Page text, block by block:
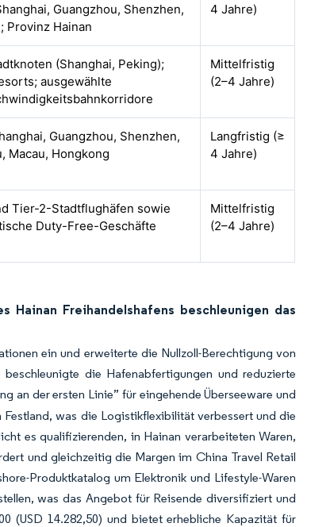
Guangzhou, Shenzhen,
Provinz Hainan
4 Jahre)
(Shanghai, Peking);
ausgewählte
Mittelfristig
(2–4 Jahre)
Guangzhou, Shenzhen,
Macau, Hongkong
Langfristig (≥
4 Jahre)
Tier-2-Stadtflughäfen sowie
Duty-Free-Geschäfte
Mittelfristig
(2–4 Jahre)
Freihandelshafens beschleunigen das
ein und erweiterte die Nullzoll-Berechtigung von
die Hafenabfertigungen und reduzierte
an der ersten Linie” für eingehende Überseeware und
was die Logistikflexibilität verbessert und die
es qualifizierenden, in Hainan verarbeiteten Waren,
und gleichzeitig die Margen im China Travel Retail
Produktkatalog um Elektronik und Lifestyle-Waren
was das Angebot für Reisende diversifiziert und
(USD 14.282,50) und bietet erhebliche Kapazität für